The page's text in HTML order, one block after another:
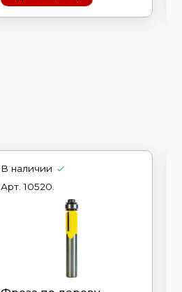
В наличии
Арт.10520.